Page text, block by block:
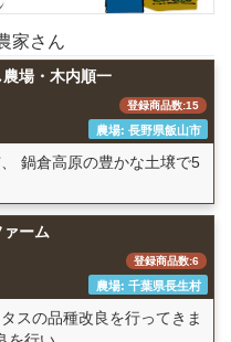
家さん
場・木内順一
登録商品数:15
農場: 長野県飯山市
鍋倉高原の豊かな土壌で5
ーム
登録商品数:6
農場: 千葉県長生村
スの品種改良を行ってきま